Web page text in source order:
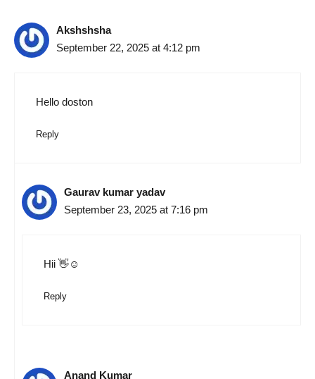
Akshshsha
September 22, 2025 at 4:12 pm
Hello doston
Reply
Gaurav kumar yadav
September 23, 2025 at 7:16 pm
Hii 👋☺️
Reply
Anand Kumar